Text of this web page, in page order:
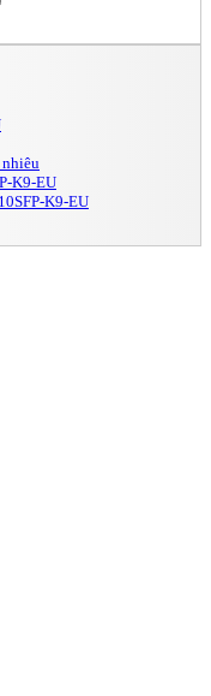
K9-EU
K9-EU